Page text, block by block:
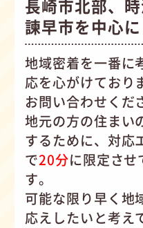
長崎市北部、時
諫早市を中心に
地域密着を一番に
応を心がけており
お問い合わせくだ
地元の方の住まい
するために、対応
で20分に限定させ
す。
可能な限り早く地
応えしたいと考え